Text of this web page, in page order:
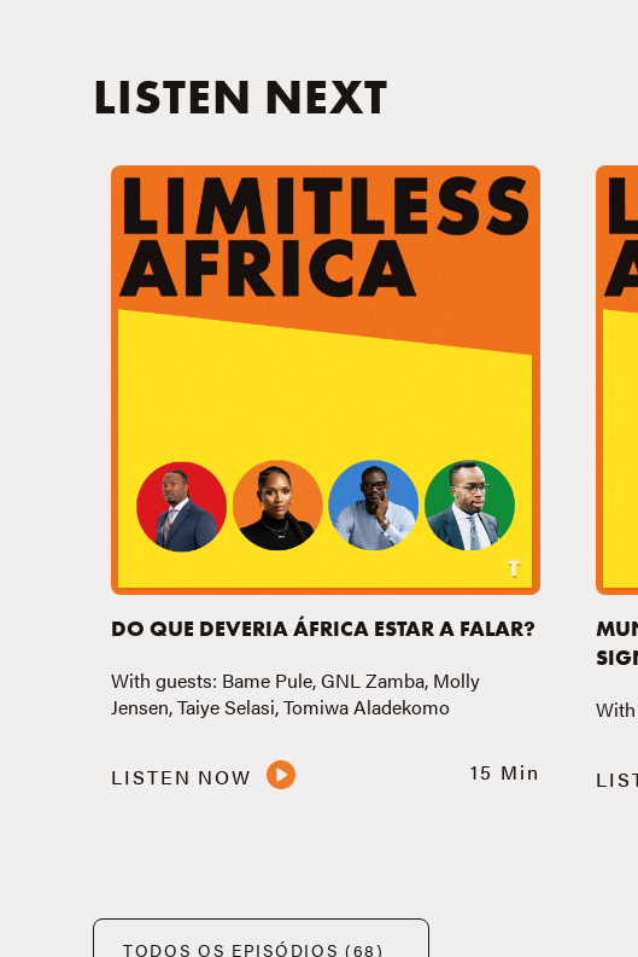
LISTEN NEXT
DO QUE DEVERIA ÁFRICA ESTAR A FALAR?
With guests: Bame Pule, GNL Zamba, Molly
Jensen, Taiye Selasi, Tomiwa Aladekomo
LISTEN NOW 15 Min
TODOS OS EPISÓDIOS (68)